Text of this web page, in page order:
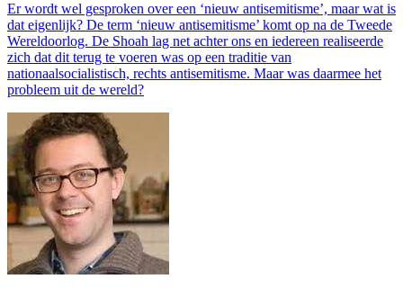
Er wordt wel gesproken over een ‘nieuw antisemitisme’, maar wat is
dat eigenlijk? De term ‘nieuw antisemitisme’ komt op na de Tweede
Wereldoorlog. De Shoah lag net achter ons en iedereen realiseerde
zich dat dit terug te voeren was op een traditie van
nationaalsocialistisch, rechts antisemitisme. Maar was daarmee het
probleem uit de wereld?